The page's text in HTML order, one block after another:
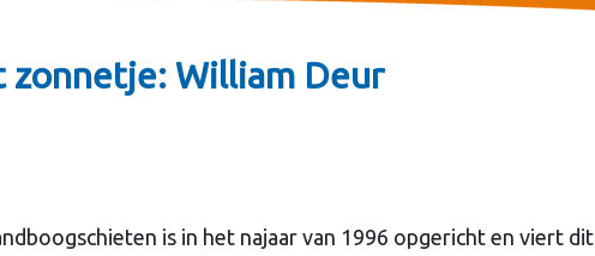
William Deur
is in het najaar van 1996 opgericht en viert dit